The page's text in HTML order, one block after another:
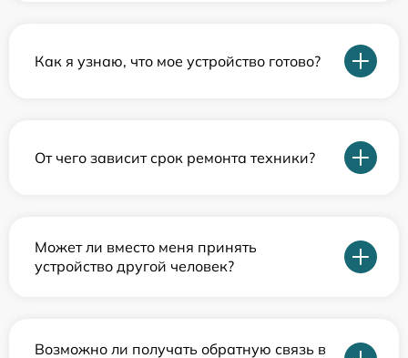
Как я узнаю, что мое устройство готово?
От чего зависит срок ремонта техники?
Может ли вместо меня принять
устройство другой человек?
Возможно ли получать обратную связь в